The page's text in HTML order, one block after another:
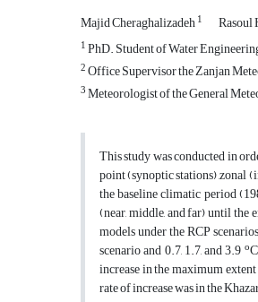
Majid Cheraghalizadeh1
1PhD. Student of Water
2Office Supervisor the Zanjan
3Meteorologist of the General
This study was conducted in
point (synoptic stations) ,zonal
the baseline climatic period
(near, middle, and far) until
models under the RCP
scenario and 0.7, 1.7, and 3.9 o
increase in the maximum
rate of increase was in the